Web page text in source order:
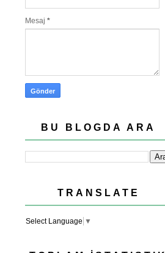
Mesaj *
BU BLOGDA ARA
TRANSLATE
Select Language ▼